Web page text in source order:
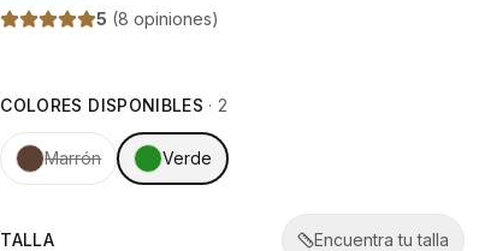
5 (8 opiniones)
COLORES DISPONIBLES · 2
Marrón Verde
TALLA Encuentra tu talla